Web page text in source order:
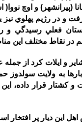
(پيرانشهر ) و اوچ نووا(
و در رژيم پهلوي نيز
فعلي رسيدگي
در نقاط مختلف اين
و ايلات كرد از جمله
به ولايت سولدوز
و كشتار قرار داده،
این دیار پر افتخار